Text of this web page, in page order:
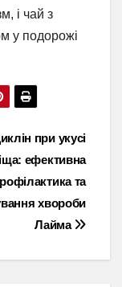
і чай з
у подорожі
при укусі
ефективна
та
хвороби
Лайма